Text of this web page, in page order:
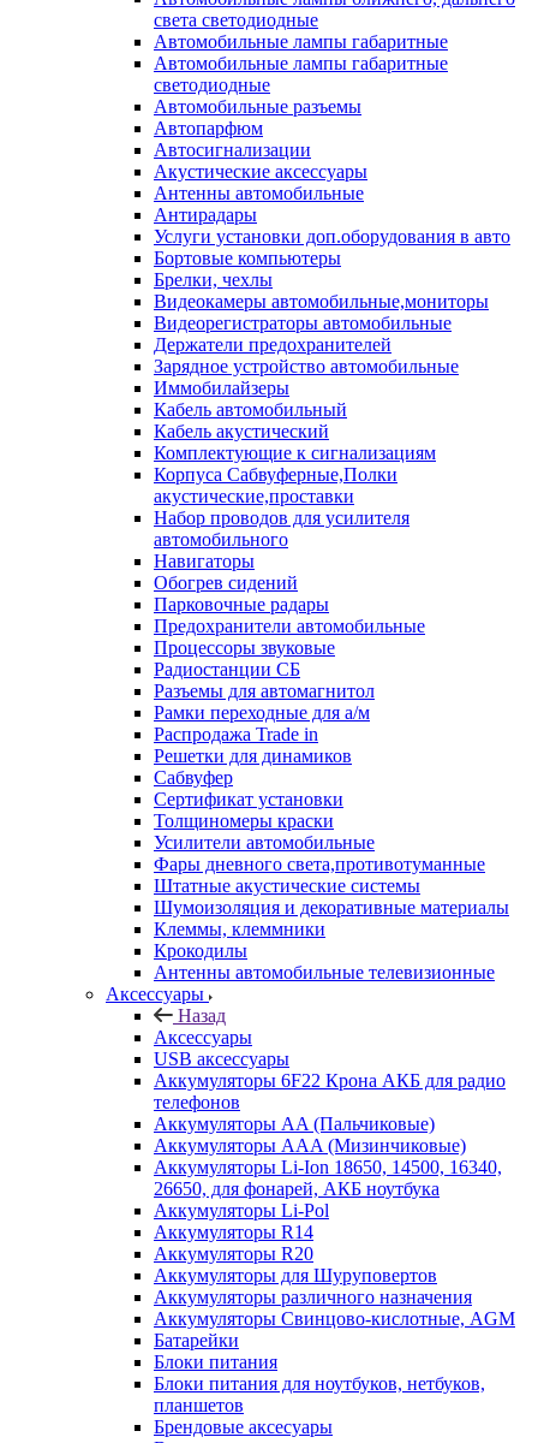
света светодиодные
Автомобильные лампы габаритные
Автомобильные лампы габаритные
светодиодные
Автомобильные разъемы
Автопарфюм
Автосигнализации
Акустические аксессуары
Антенны автомобильные
Антирадары
Услуги установки доп.оборудования в авто
Бортовые компьютеры
Брелки, чехлы
Видеокамеры автомобильные,мониторы
Видеорегистраторы автомобильные
Держатели предохранителей
Зарядное устройство автомобильные
Иммобилайзеры
Кабель автомобильный
Кабель акустический
Комплектующие к сигнализациям
Корпуса Сабвуферные,Полки
акустические,проставки
Набор проводов для усилителя
автомобильного
Навигаторы
Обогрев сидений
Парковочные радары
Предохранители автомобильные
Процессоры звуковые
Радиостанции СБ
Разъемы для автомагнитол
Рамки переходные для а/м
Распродажа Trade in
Решетки для динамиков
Сабвуфер
Сертификат установки
Толщиномеры краски
Усилители автомобильные
Фары дневного света,противотуманные
Штатные акустические системы
Шумоизоляция и декоративные материалы
Клеммы, клеммники
Крокодилы
Антенны автомобильные телевизионные
Аксессуары
Назад
Аксессуары
USB аксессуары
Аккумуляторы 6F22 Крона АКБ для радио
телефонов
Аккумуляторы AA (Пальчиковые)
Аккумуляторы AAA (Мизинчиковые)
Аккумуляторы Li-Ion 18650, 14500, 16340,
26650, для фонарей, АКБ ноутбука
Аккумуляторы Li-Pol
Аккумуляторы R14
Аккумуляторы R20
Аккумуляторы для Шуруповертов
Аккумуляторы различного назначения
Аккумуляторы Свинцово-кислотные, AGM
Батарейки
Блоки питания
Блоки питания для ноутбуков, нетбуков,
планшетов
Брендовые аксесуары